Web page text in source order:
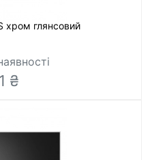
хром глянсовий
₴